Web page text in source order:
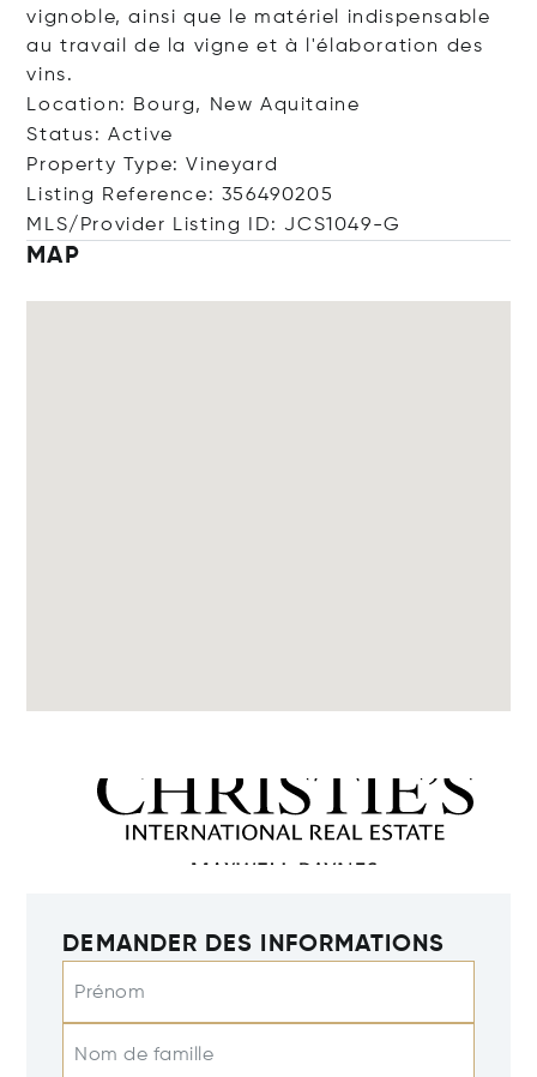
vignoble, ainsi que le matériel indispensable
au travail de la vigne et à l'élaboration des
vins.
Location: Bourg, New Aquitaine
Status: Active
Property Type: Vineyard
Listing Reference: 356490205
MLS/Provider Listing ID: JCS1049-G
MAP
DEMANDER DES INFORMATIONS
Prénom
Nom de famille